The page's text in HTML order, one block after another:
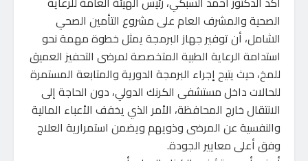
الصحية والمشرف العام على مشروع التأمين الصحي
الشامل، أن توفير جهاز البرمجة يمثل خطوة مهمة نحو
استدامة الرعاية الطبية المتخصصة لمرضى التحفيز العميق
للمخ، حيث يتيح إجراء البرمجة الدورية والمتابعة المستمرة
للحالات داخل مستشفى الكرنك الدولي، دون الحاجة إلى
الانتقال خارج المحافظة، الأمر الذي يخفف الأعباء المالية
والنفسية عن المرضى وذويهم ويضمن استمرارية العلاج
وفق أعلى معايير الجودة.